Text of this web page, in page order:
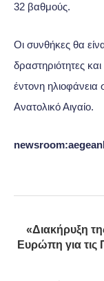
32 βαθμούς.
Οι συνθήκες θα
δραστηριότητες
έντονη
Ανατολικό Αιγαίο.
«Διακήρυξη
Ευρώπη για τις